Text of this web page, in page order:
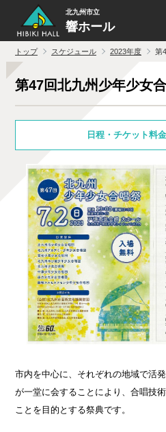
北九州市立
響ホール
トップ スケジュール 2023年度 第
第47回北九州少年少女
日程・チケット料
市内を中心に、それぞれの地域で活
が一堂に会することにより、合唱技
ことを目的とする祭典です。